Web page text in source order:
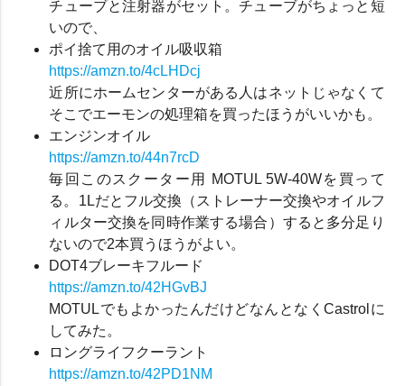
チューブと注射器がセット。チューブがちょっと短
いので、
ポイ捨て用のオイル吸収箱
https://amzn.to/4cLHDcj
近所にホームセンターがある人はネットじゃなくて
そこでエーモンの処理箱を買ったほうがいいかも。
エンジンオイル
https://amzn.to/44n7rcD
毎回このスクーター用 MOTUL 5W-40Wを買って
る。1Lだとフル交換（ストレーナー交換やオイルフ
ィルター交換を同時作業する場合）すると多分足り
ないので2本買うほうがよい。
DOT4ブレーキフルード
https://amzn.to/42HGvBJ
MOTULでもよかったんだけどなんとなくCastrolに
してみた。
ロングライフクーラント
https://amzn.to/42PD1NM